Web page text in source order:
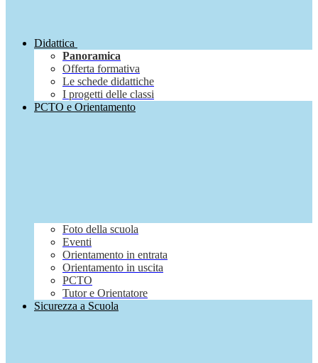
Didattica
Panoramica
Offerta formativa
Le schede didattiche
I progetti delle classi
PCTO e Orientamento
Foto della scuola
Eventi
Orientamento in entrata
Orientamento in uscita
PCTO
Tutor e Orientatore
Sicurezza a Scuola